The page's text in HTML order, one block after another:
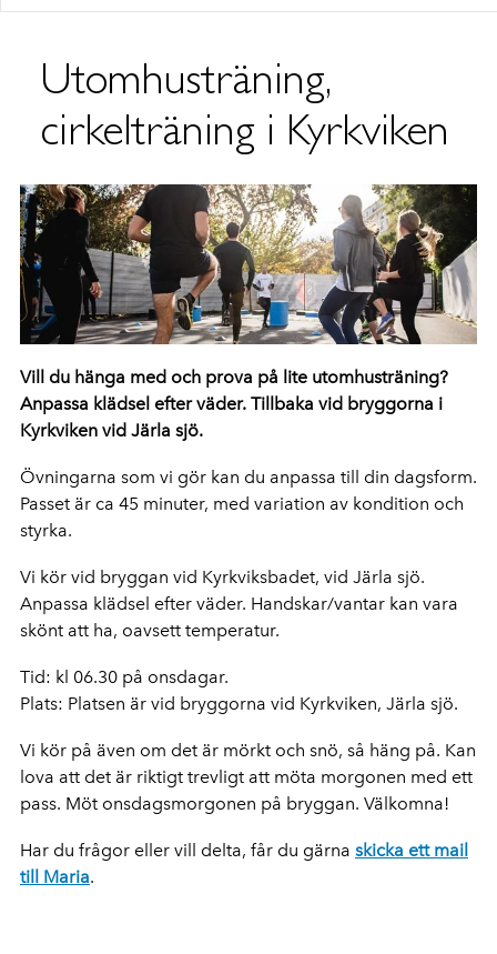
Utomhusträning,
cirkelträning i Kyrkviken
Vill du hänga med och prova på lite utomhusträning?
Anpassa klädsel efter väder. Tillbaka vid bryggorna i
Kyrkviken vid Järla sjö.
Övningarna som vi gör kan du anpassa till din dagsform.
Passet är ca 45 minuter, med variation av kondition och
styrka.
Vi kör vid bryggan vid Kyrkviksbadet, vid Järla sjö.
Anpassa klädsel efter väder. Handskar/vantar kan vara
skönt att ha, oavsett temperatur.
Tid: kl 06.30 på onsdagar.
Plats: Platsen är vid bryggorna vid Kyrkviken, Järla sjö.
Vi kör på även om det är mörkt och snö, så häng på. Kan
lova att det är riktigt trevligt att möta morgonen med ett
pass. Möt onsdagsmorgonen på bryggan. Välkomna!
Har du frågor eller vill delta, får du gärna skicka ett mail
till Maria.